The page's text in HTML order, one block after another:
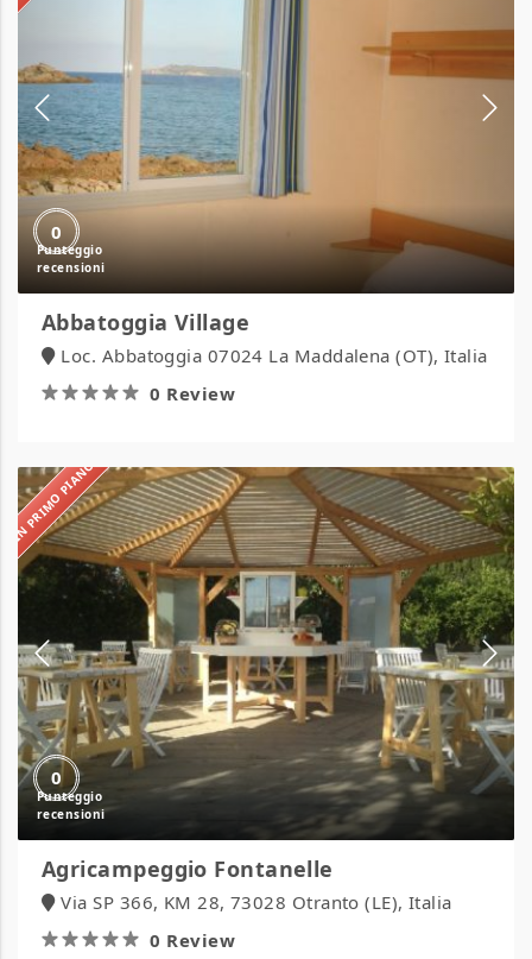
0
Abbatoggia Village
Loc. Abbatoggia 07024 La Maddalena (OT), Italia
0 Review
IN PRIMO PIANO
0
Agricampeggio
Fontanelle
Agricampeggio Fontanelle
Via SP 366, KM 28, 73028 Otranto (LE), Italia
0 Review